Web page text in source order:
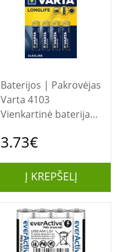
Baterijos | Pakrovėjas
Varta 4103
Vienkartinė baterija
3.73€
Į KREPŠELĮ